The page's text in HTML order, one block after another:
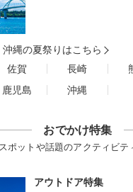
沖縄の夏祭りはこちら
佐賀 長崎
鹿児島 沖縄
おでかけ特集
ポットや話題のアクティビテ
アウトドア特集